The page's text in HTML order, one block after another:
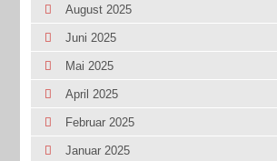
August 2025
Juni 2025
Mai 2025
April 2025
Februar 2025
Januar 2025